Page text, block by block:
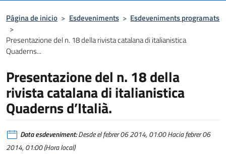
Página de inicio > Esdeveniments > Esdeveniments programats
>
Presentazione del n. 18 della rivista catalana di italianistica
Quaderns...
Presentazione del n. 18 della
rivista catalana di italianistica
Quaderns d’Italià.
Data esdeveniment:Desde el febrer 06 2014, 01:00 Hacia febrer 06
2014, 01:00 (Hora local)